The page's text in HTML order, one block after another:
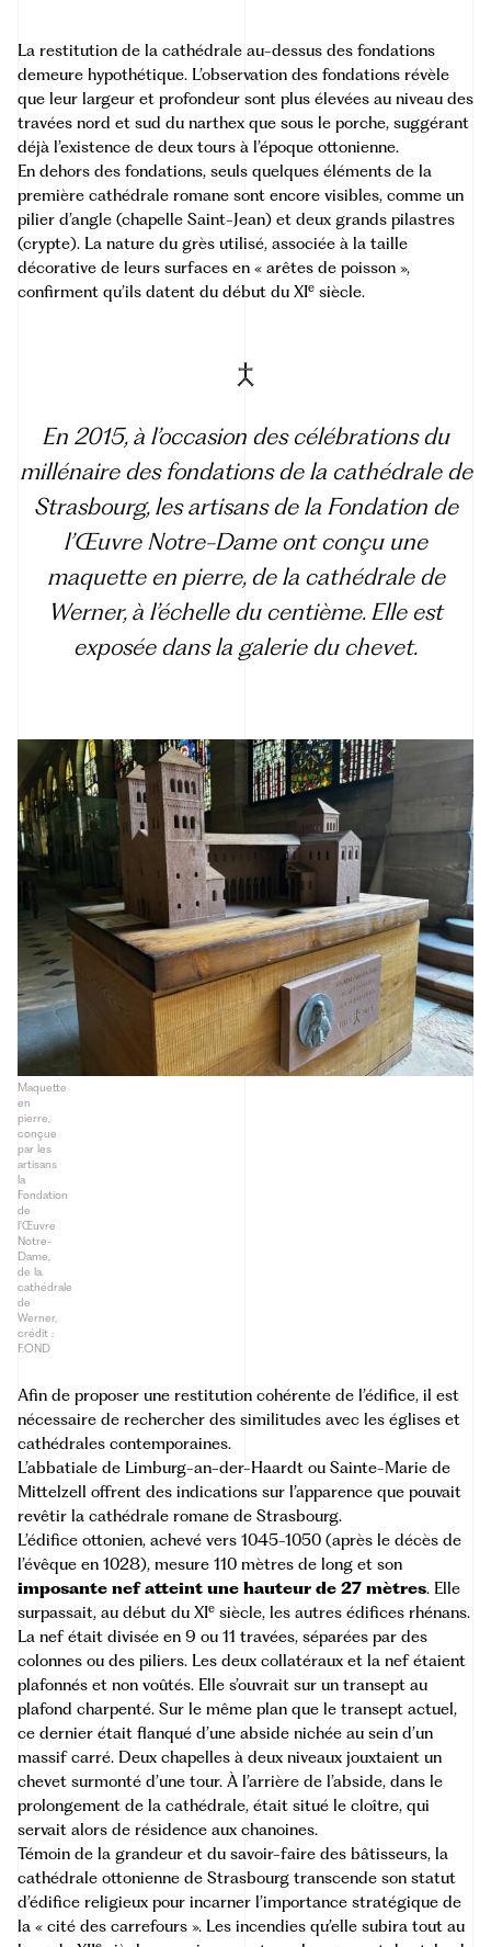
La restitution de la cathédrale au-dessus des fondations
demeure hypothétique. L’observation des fondations révèle
que leur largeur et profondeur sont plus élevées au niveau des
travées nord et sud du narthex que sous le porche, suggérant
déjà l’existence de deux tours à l’époque ottonienne.
En dehors des fondations, seuls quelques éléments de la
première cathédrale romane sont encore visibles, comme un
pilier d’angle (chapelle Saint-Jean) et deux grands pilastres
(crypte). La nature du grès utilisé, associée à la taille
décorative de leurs surfaces en « arêtes de poisson »,
confirment qu’ils datent du début du XIe siècle.
En 2015, à l’occasion des célébrations du
millénaire des fondations de la cathédrale de
Strasbourg, les artisans de la Fondation de
l’Œuvre Notre-Dame ont conçu une
maquette en pierre, de la cathédrale de
Werner, à l’échelle du centième. Elle est
exposée dans la galerie du chevet.
Maquette
en
pierre,
conçue
par les
artisans
la
Fondation
de
l’Œuvre
Notre-
Dame,
de la
cathédrale
de
Werner,
crédit :
F.OND
Afin de proposer une restitution cohérente de l’édifice, il est
nécessaire de rechercher des similitudes avec les églises et
cathédrales contemporaines.
L’abbatiale de Limburg-an-der-Haardt ou Sainte-Marie de
Mittelzell offrent des indications sur l’apparence que pouvait
revêtir la cathédrale romane de Strasbourg.
L’édifice ottonien, achevé vers 1045-1050 (après le décès de
l’évêque en 1028), mesure 110 mètres de long et son
imposante nef atteint une hauteur de 27 mètres. Elle
surpassait, au début du XIe siècle, les autres édifices rhénans.
La nef était divisée en 9 ou 11 travées, séparées par des
colonnes ou des piliers. Les deux collatéraux et la nef étaient
plafonnés et non voûtés. Elle s’ouvrait sur un transept au
plafond charpenté. Sur le même plan que le transept actuel,
ce dernier était flanqué d’une abside nichée au sein d’un
massif carré. Deux chapelles à deux niveaux jouxtaient un
chevet surmonté d’une tour. À l’arrière de l’abside, dans le
prolongement de la cathédrale, était situé le cloître, qui
servait alors de résidence aux chanoines.
Témoin de la grandeur et du savoir-faire des bâtisseurs, la
cathédrale ottonienne de Strasbourg transcende son statut
d’édifice religieux pour incarner l’importance stratégique de
la « cité des carrefours ». Les incendies qu’elle subira tout au